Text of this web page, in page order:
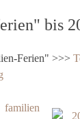
bis
Ferien" >>>